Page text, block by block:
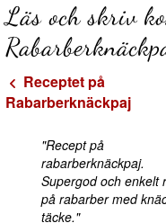
Läs och skriv
Receptet på
Rabarberknäckpaj
"Recept på
rabarberknäckpaj.
Supergod och enkelt
på rabarber med
täcke."